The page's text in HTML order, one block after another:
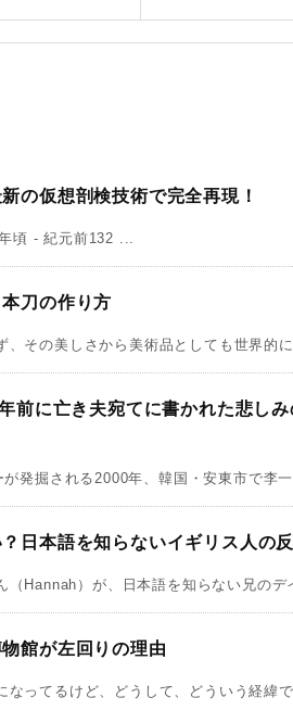
の仮想剖検技術で完全再現！
頃 - 紀元前132 ...
刀の作り方
、その美しさから美術品としても世界的
前に亡き夫宛てに書かれた悲し
発掘される2000年、韓国・安東市で李
日本語を知らないイギリス人の
（Hannah）が、日本語を知らない兄のデ
館が左回りの理由
なってるけど、どうして、どういう経緯